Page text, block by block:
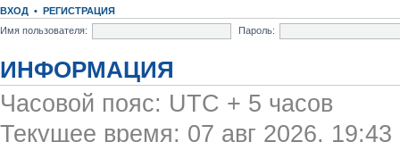
ВХОД • РЕГИСТРАЦИЯ
Имя пользователя:
Пароль:
ИНФОРМАЦИЯ
Часовой пояс: UTC + 5 часов
Текущее время: 07 авг 2026, 19:43